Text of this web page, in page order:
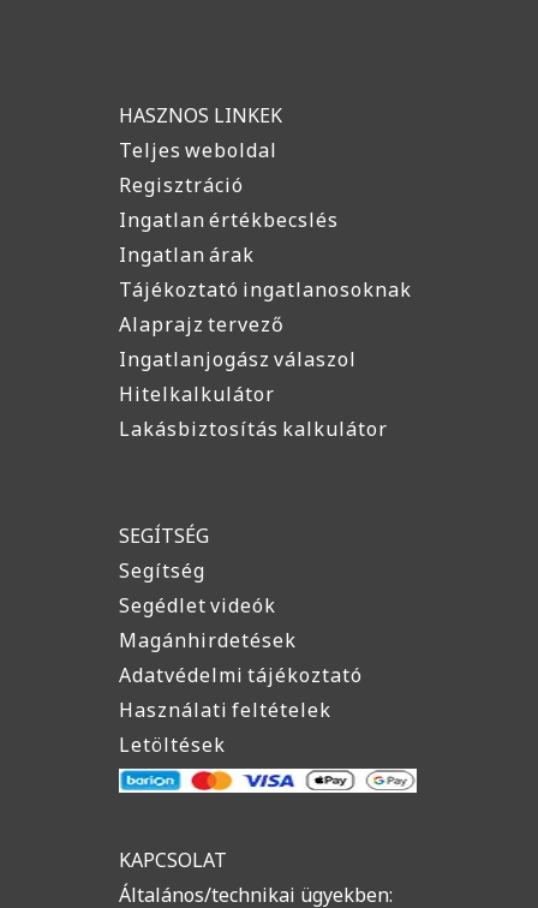
HASZNOS LINKEK
Teljes weboldal
Regisztráció
Ingatlan értékbecslés
Ingatlan árak
Tájékoztató ingatlanosoknak
Alaprajz tervező
Ingatlanjogász válaszol
Hitelkalkulátor
Lakásbiztosítás kalkulátor
SEGÍTSÉG
Segítség
Segédlet videók
Magánhirdetések
Adatvédelmi tájékoztató
Használati feltételek
Letöltések
KAPCSOLAT
Általános/technikai ügyekben: